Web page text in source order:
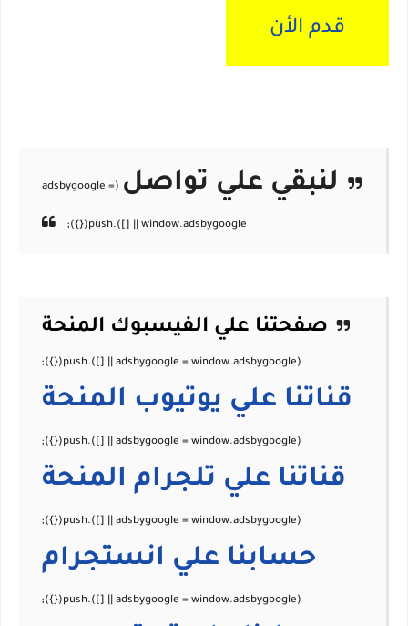
قدم الأن
لنبقي علي تواصل
صفحتنا علي الفيسبوك المنحة
قناتنا علي يوتيوب المنحة
قناتنا علي تلجرام المنحة
حسابنا علي انستجرام